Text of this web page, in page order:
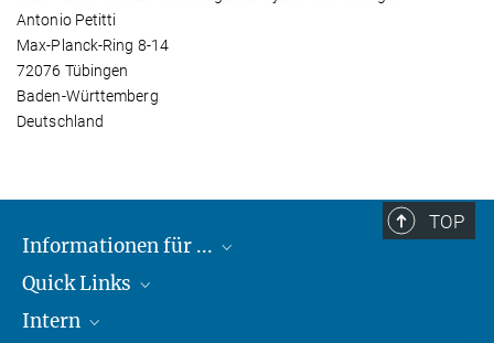
Antonio Petitti
Max-Planck-Ring 8-14
72076 Tübingen
Baden-Württemberg
Deutschland
TOP
Informationen für ...
Lieferanten
Studierende
Quick Links
Max-Planck-Gesellschaft
Intern